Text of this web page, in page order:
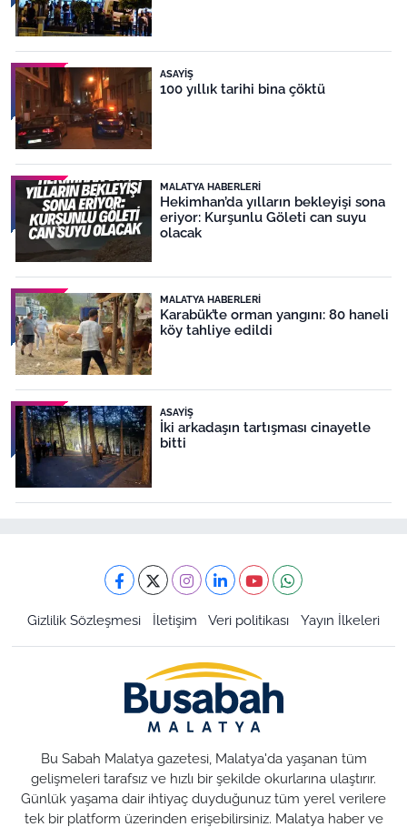
ASAYIŞ
100 yıllık tarihi bina çöktü
MALATYA HABERLERI
Hekimhan’da yılların bekleyişi sona
eriyor: Kurşunlu Göleti can suyu
olacak
MALATYA HABERLERI
Karabük’te orman yangını: 80 haneli
köy tahliye edildi
ASAYIŞ
İki arkadaşın tartışması cinayetle
bitti
Gizlilik Sözleşmesi İletişim Veri politikası Yayın İlkeleri
Bu Sabah Malatya gazetesi, Malatya'da yaşanan tüm
gelişmeleri tarafsız ve hızlı bir şekilde okurlarına ulaştırır.
Günlük yaşama dair ihtiyaç duyduğunuz tüm yerel verilere
tek bir platform üzerinden erişebilirsiniz. Malatya haber ve